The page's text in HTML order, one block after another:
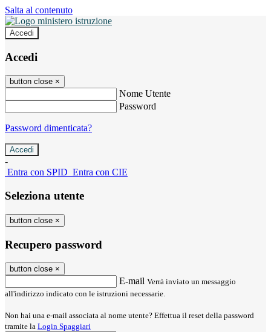
Salta al contenuto
Accedi
Accedi
button close ×
Nome Utente
Password
Password dimenticata?
-
Entra con SPID Entra con CIE
Seleziona utente
button close ×
Recupero password
button close ×
E-mail Verrà inviato un messaggio
all'indirizzo indicato con le istruzioni necessarie.
Non hai una e-mail associata al nome utente? Effettua il reset della password
tramite la Login Spaggiari